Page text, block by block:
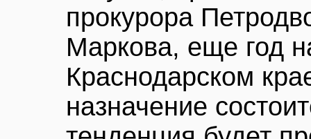
прокурора
Маркова, еще год
Краснодарском
назначение